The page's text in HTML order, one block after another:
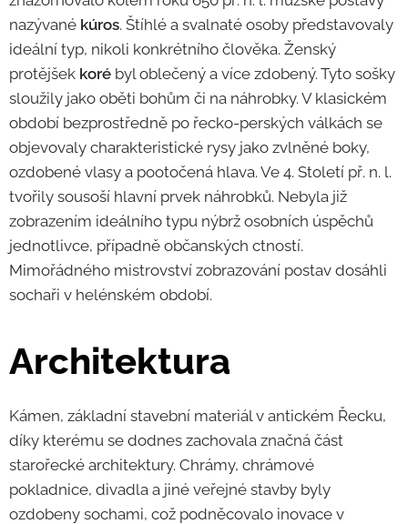
nazývané kúros. Štíhlé a svalnaté osoby představovaly
ideální typ, nikoli konkrétního člověka. Ženský
protějšek koré byl oblečený a více zdobený. Tyto sošky
sloužily jako oběti bohům či na náhrobky. V klasickém
období bezprostředně po řecko-perských válkách se
objevovaly charakteristické rysy jako zvlněné boky,
ozdobené vlasy a pootočená hlava. Ve 4. Století př. n. l.
tvořily sousoší hlavní prvek náhrobků. Nebyla již
zobrazením ideálního typu nýbrž osobních úspěchů
jednotlivce, případně občanských ctností.
Mimořádného mistrovství zobrazování postav dosáhli
sochaři v helénském období.
Architektura
Kámen, základní stavební materiál v antickém Řecku,
díky kterému se dodnes zachovala značná část
starořecké architektury. Chrámy, chrámové
pokladnice, divadla a jiné veřejné stavby byly
ozdobeny sochami, což podněcovalo inovace v